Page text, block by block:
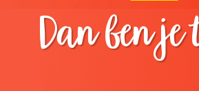
Dan ben